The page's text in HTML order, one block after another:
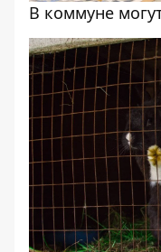
В коммуне